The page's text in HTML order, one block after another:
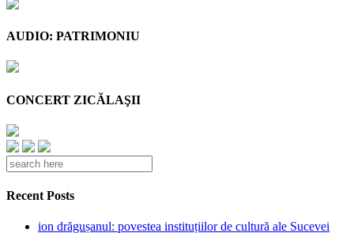
AUDIO: PATRIMONIU
CONCERT ZICĂLAŞII
Recent Posts
ion drăgușanul: povestea instituțiilor de cultură ale Sucevei